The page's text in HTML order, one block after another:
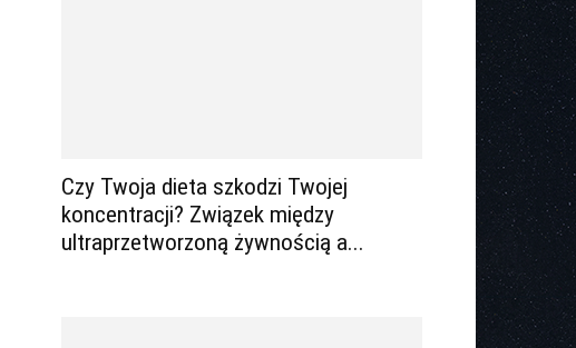
Czy Twoja dieta szkodzi Twojej
koncentracji? Związek między
ultraprzetworzoną żywnością a...